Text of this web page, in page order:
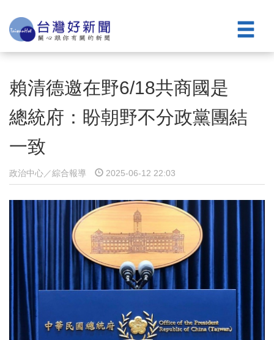
賴清德邀在野6/18共商國是
總統府：盼朝野不分政黨團結
一致
政治中心／綜合報導 2025-06-12 22:03